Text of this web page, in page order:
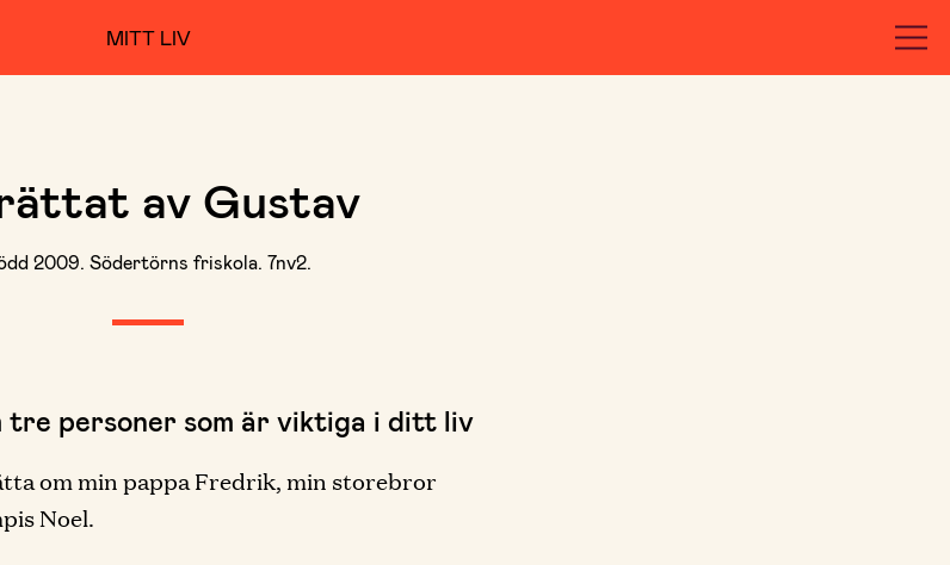
MITT LIV
av Gustav
2009. Södertörns friskola. 7nv2.
tre personer som är viktiga i ditt liv
om min pappa Fredrik, min storebror
Noel.